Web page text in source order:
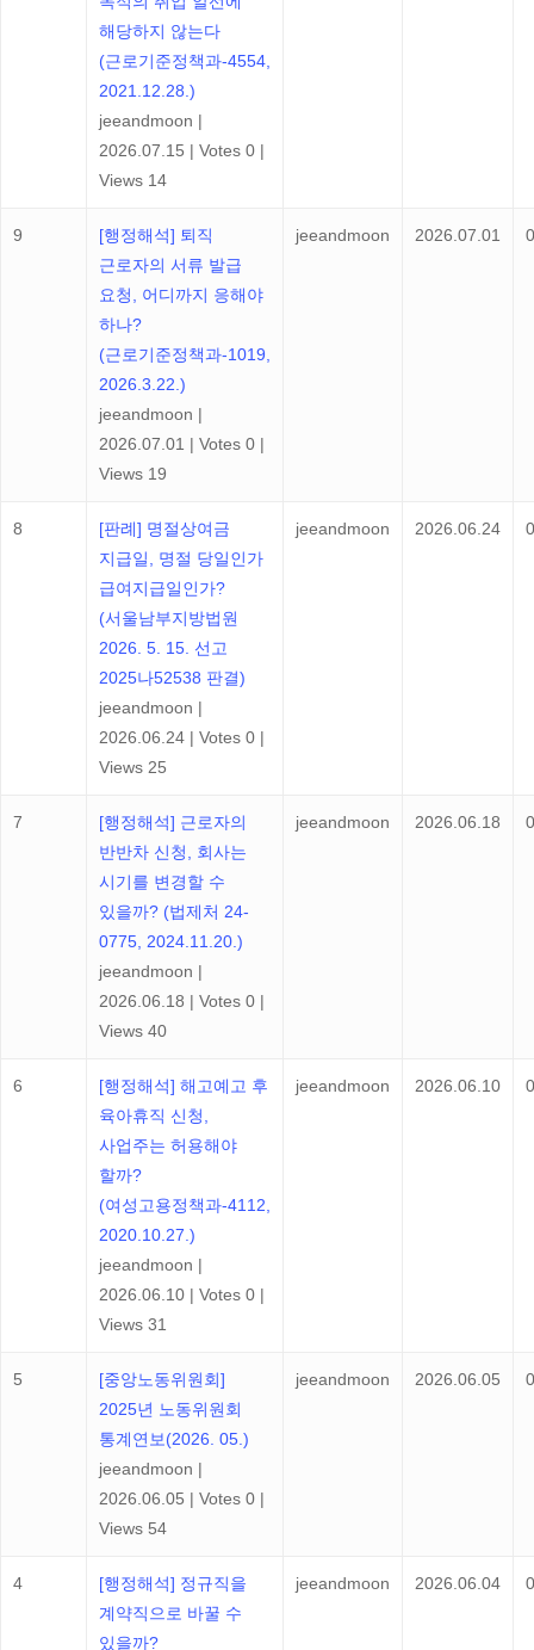
해당하지 않는다
(근로기준정책과-4554,
2021.12.28.)
jeeandmoon |
2026.07.15 | Votes 0 |
Views 14
9
[행정해석] 퇴직
근로자의 서류 발급
요청, 어디까지 응해야
하나?
(근로기준정책과-1019,
2026.3.22.)
jeeandmoon |
2026.07.01 | Votes 0 |
Views 19
jeeandmoon 2026.07.01
8
[판례] 명절상여금
지급일, 명절 당일인가
급여지급일인가?
(서울남부지방법원
2026. 5. 15. 선고
2025나52538 판결)
jeeandmoon |
2026.06.24 | Votes 0 |
Views 25
jeeandmoon 2026.06.24
7
[행정해석] 근로자의
반반차 신청, 회사는
시기를 변경할 수
있을까? (법제처 24-
0775, 2024.11.20.)
jeeandmoon |
2026.06.18 | Votes 0 |
Views 40
jeeandmoon 2026.06.18
6
[행정해석] 해고예고 후
육아휴직 신청,
사업주는 허용해야
할까?
(여성고용정책과-4112,
2020.10.27.)
jeeandmoon |
2026.06.10 | Votes 0 |
Views 31
jeeandmoon 2026.06.10
5
[중앙노동위원회]
2025년 노동위원회
통계연보(2026. 05.)
jeeandmoon |
2026.06.05 | Votes 0 |
Views 54
jeeandmoon 2026.06.05
4
[행정해석] 정규직을
계약직으로 바꿀 수
있을까?
jeeandmoon 2026.06.04